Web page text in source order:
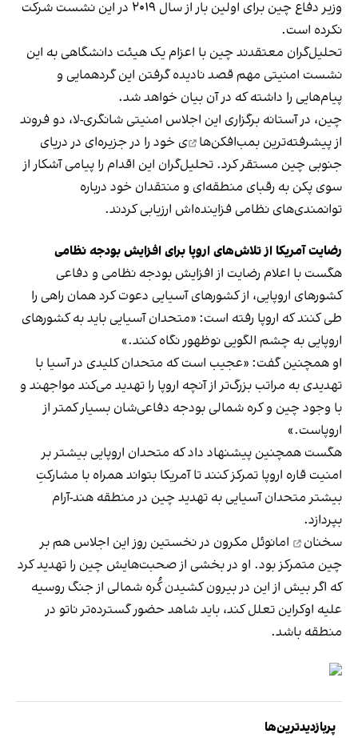
وزیر دفاع چین برای اولین بار از سال ۲۰۱۹ در این نشست شرکت
نکرده است.
تحلیل‌گران معتقدند چین با اعزام یک هیئت دانشگاهی به این
نشست امنیتی مهم قصد نادیده گرفتن این گردهمایی و
پیام‌هایی را داشته که در آن بیان خواهد شد.
چین، در آستانه برگزاری این اجلاس امنیتی شانگری-لا، دو فروند
ازپیشرفته‌ترین بمب‌افکن‌ها
ی خود را در جزیره‌ای در دریای
جنوبی چین مستقر کرد. تحلیل‌گران این اقدام را پیامی آشکار از
سوی پکن به رقبای منطقه‌ای و منتقدان خود درباره
توانمندی‌های نظامی فزاینده‌اش ارزیابی کردند.
رضایت آمریکا از تلاش‌های اروپا برای افزایش بودجه نظامی
هگست با اعلام رضایت از افزایش بودجه نظامی و دفاعی
کشورهای اروپایی، از کشورهای آسیایی دعوت کرد همان راهی را
طی کنند که اروپا رفته است: «متحدان آسیایی باید به کشورهای
اروپایی به چشم الگویی نوظهور نگاه کنند.»
او همچنین گفت: «عجیب است که متحدان کلیدی در آسیا با
تهدیدی به مراتب بزرگ‌تر از آنچه اروپا را تهدید می‌کند مواجهند و
با وجود چین و کره شمالی بودجه دفاعی‌شان بسیار کمتر از
اروپاست.»
هگست همچنین پیشنهاد داد که متحدان اروپایی بیشتر بر
امنیت قاره اروپا تمرکز کنند تا آمریکا بتواند همراه با مشارکتِ
بیشتر متحدان آسیایی به تهدید چین در منطقه هند-آرام
بپردازد.
سخنان
امانوئل مکرون در نخستین روز این اجلاس هم بر
چین متمرکز بود. او در بخشی از صحبت‌هایش چین را تهدید کرد
که اگر بیش از این در بیرون کشیدن کُره شمالی از جنگ روسیه
علیه اوکراین تعلل کند، باید شاهد حضور گسترده‌تر ناتو در
منطقه باشد.
پربازدیدترین‌ها